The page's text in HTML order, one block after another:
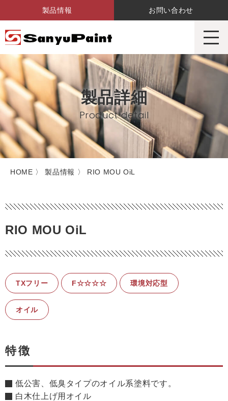
サンユーペイント株式会社
製品情報 お問い合わせ
製品詳細
Product detail
HOME 〉 製品情報 〉 RIO MOU OiL
RIO MOU OiL
TXフリー F☆☆☆☆ 環境対応型
オイル
特徴
低公害、低臭タイプのオイル系塗料です。
白木仕上げ用オイル